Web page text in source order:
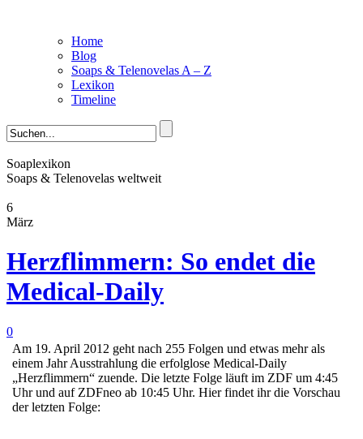
Home
Blog
Soaps & Telenovelas A – Z
Lexikon
Timeline
Soaplexikon
Soaps & Telenovelas weltweit
6
März
Herzflimmern: So endet die
Medical-Daily
0
Am 19. April 2012 geht nach 255 Folgen und etwas mehr als
einem Jahr Ausstrahlung die erfolglose Medical-Daily
„Herzflimmern“ zuende. Die letzte Folge läuft im ZDF um 4:45
Uhr und auf ZDFneo ab 10:45 Uhr. Hier findet ihr die Vorschau
der letzten Folge: